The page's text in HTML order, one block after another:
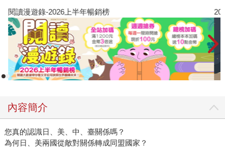
閱讀漫遊錄-2026上半年暢銷榜
內容簡介
您真的認識日、美、中、臺關係嗎？
為何日、美兩國從敵對關係轉成同盟國家？